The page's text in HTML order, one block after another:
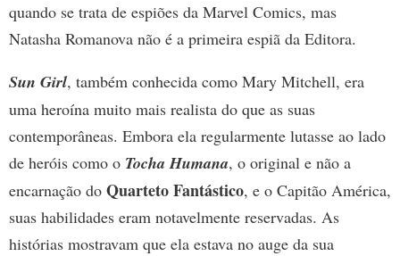
quando se trata de espiões da Marvel Comics, mas
Natasha Romanova não é a primeira espiã da Editora.
Sun Girl, também conhecida como Mary Mitchell, era
uma heroína muito mais realista do que as suas
contemporâneas. Embora ela regularmente lutasse ao lado
de heróis como o Tocha Humana, o original e não a
encarnação do Quarteto Fantástico, e o Capitão América,
suas habilidades eram notavelmente reservadas. As
histórias mostravam que ela estava no auge da sua